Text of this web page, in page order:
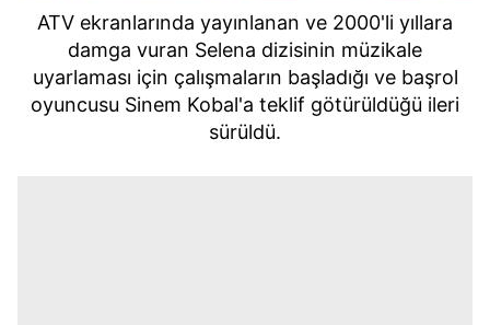
ATV ekranlarında yayınlanan ve 2000'li yıllara
damga vuran Selena dizisinin müzikale
uyarlaması için çalışmaların başladığı ve başrol
oyuncusu Sinem Kobal'a teklif götürüldüğü ileri
sürüldü.